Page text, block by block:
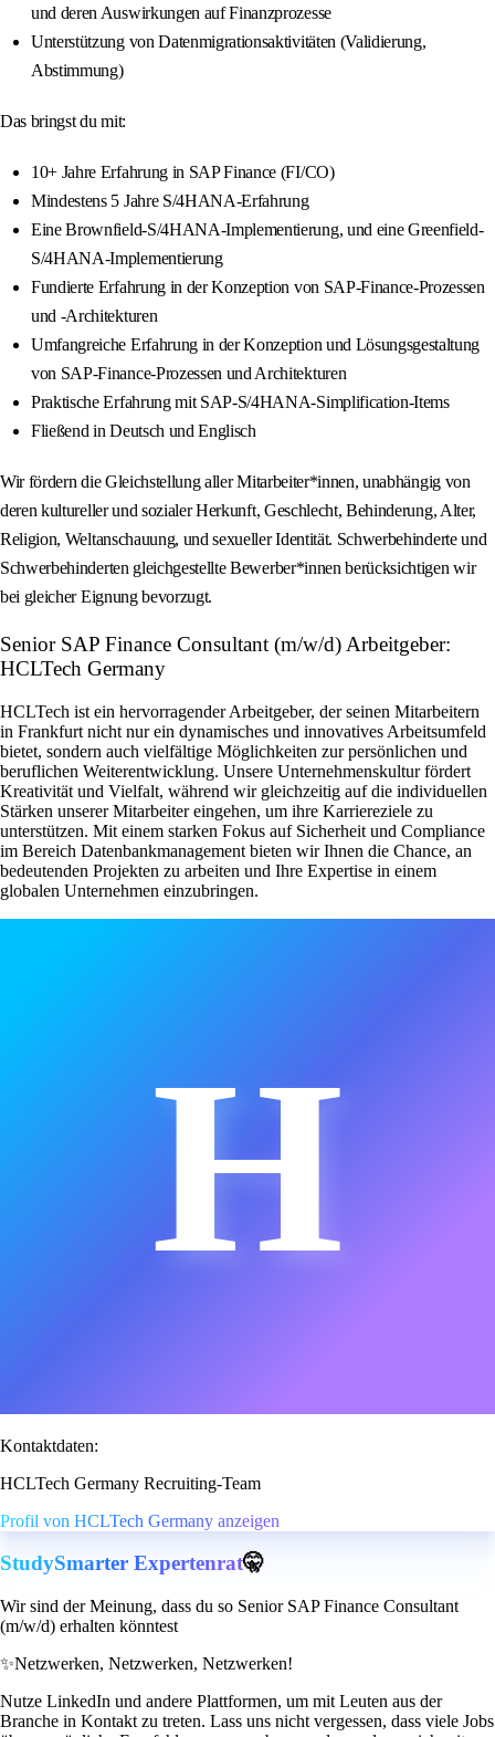
und deren Auswirkungen auf Finanzprozesse
Unterstützung von Datenmigrationsaktivitäten (Validierung,
Abstimmung)
Das bringst du mit:
10+ Jahre Erfahrung in SAP Finance (FI/CO)
Mindestens 5 Jahre S/4HANA-Erfahrung
Eine Brownfield-S/4HANA-Implementierung, und eine Greenfield-
S/4HANA-Implementierung
Fundierte Erfahrung in der Konzeption von SAP-Finance-Prozessen
und -Architekturen
Umfangreiche Erfahrung in der Konzeption und Lösungsgestaltung
von SAP‑Finance‑Prozessen und Architekturen
Praktische Erfahrung mit SAP‑S/4HANA‑Simplification‑Items
Fließend in Deutsch und Englisch
Wir fördern die Gleichstellung aller Mitarbeiter*innen, unabhängig von
deren kultureller und sozialer Herkunft, Geschlecht, Behinderung, Alter,
Religion, Weltanschauung, und sexueller Identität. Schwerbehinderte und
Schwerbehinderten gleichgestellte Bewerber*innen berücksichtigen wir
bei gleicher Eignung bevorzugt.
Senior SAP Finance Consultant (m/w/d) Arbeitgeber:
HCLTech Germany
HCLTech ist ein hervorragender Arbeitgeber, der seinen Mitarbeitern
in Frankfurt nicht nur ein dynamisches und innovatives Arbeitsumfeld
bietet, sondern auch vielfältige Möglichkeiten zur persönlichen und
beruflichen Weiterentwicklung. Unsere Unternehmenskultur fördert
Kreativität und Vielfalt, während wir gleichzeitig auf die individuellen
Stärken unserer Mitarbeiter eingehen, um ihre Karriereziele zu
unterstützen. Mit einem starken Fokus auf Sicherheit und Compliance
im Bereich Datenbankmanagement bieten wir Ihnen die Chance, an
bedeutenden Projekten zu arbeiten und Ihre Expertise in einem
globalen Unternehmen einzubringen.
H
Kontaktdaten:
HCLTech Germany Recruiting-Team
Profil von HCLTech Germany anzeigen
StudySmarter Expertenrat🤫
Wir sind der Meinung, dass du so Senior SAP Finance Consultant
(m/w/d) erhalten könntest
✨Netzwerken, Netzwerken, Netzwerken!
Nutze LinkedIn und andere Plattformen, um mit Leuten aus der
Branche in Kontakt zu treten. Lass uns nicht vergessen, dass viele Jobs